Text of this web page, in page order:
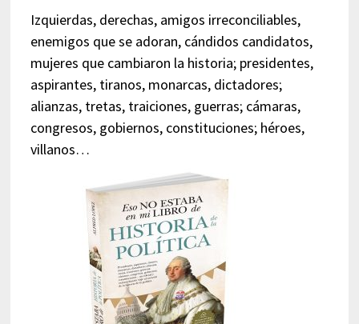
Izquierdas, derechas, amigos irreconciliables,
enemigos que se adoran, cándidos candidatos,
mujeres que cambiaron la historia; presidentes,
aspirantes, tiranos, monarcas, dictadores;
alianzas, tretas, traiciones, guerras; cámaras,
congresos, gobiernos, constituciones; héroes,
villanos…